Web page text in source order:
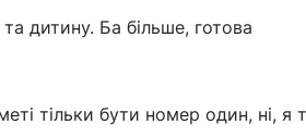
дитину. Ба більше, готова
тільки бути номер один, ні, я